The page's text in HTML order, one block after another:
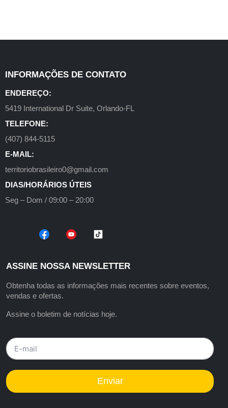
INFORMAÇÕES DE CONTATO
ENDEREÇO:
5419 International Dr Suite, Orlando-FL
TELEFONE:
(407) 844-5115
E-MAIL:
territoriobrasileiro0@gmail.com
DIAS/HORÁRIOS ÚTEIS
Seg – Dom / 09:00 – 20:00
ASSINE NOSSA NEWSLETTER
Obtenha todas as informações mais recentes sobre eventos,
vendas e ofertas.
Assine o boletim de notícias hoje.
Enviar